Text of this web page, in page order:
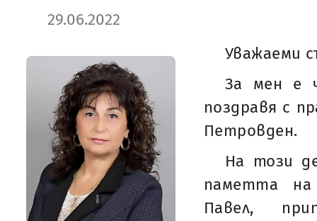
29.06.2022
Уважаеми
За мен е
поздравя с
Петровден.
На този
паметта
Павел,